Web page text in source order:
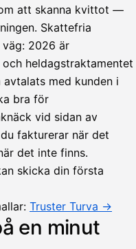
att skanna kvittot —
Skattefria
väg: 2026 är
heldagstraktamentet
med kunden i
bra för
vid sidan av
fakturerar när det
det inte finns.
skicka din första
Truster Turva →
en minut
Acme